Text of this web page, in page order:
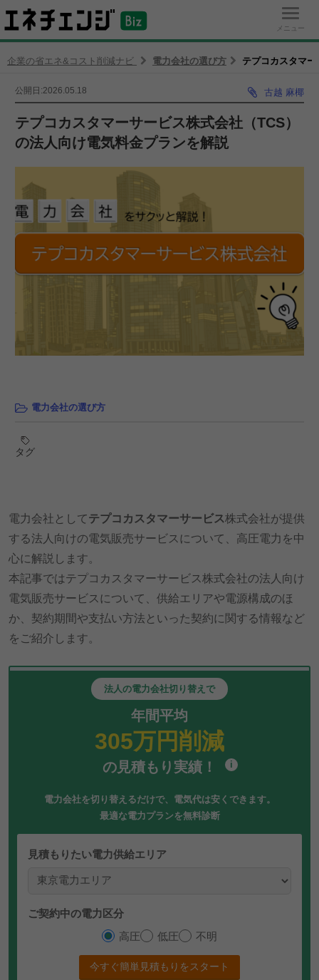
メニュー
企業の省エネ&コスト削減ナビ 電力会社の選び方 テプコカスタマ
公開日:2026.05.18 古越 麻椰
テプコカスタマーサービス株式会社（TCS）
の法人向け電気料金プランを解説
電力会社の選び方
タグ
電力会社としてテプコカスタマーサービス株式会社が提供
する法人向けの電気販売サービスについて、高圧電力を中
心に解説します。
本記事ではテプコカスタマーサービス株式会社の法人向け
電気販売サービスについて、供給エリアや電源構成のほ
か、契約期間や支払い方法といった契約に関する情報など
をご紹介します。
法人の電力会社切り替えで
年間平均
305万円削減
の見積もり実績！ i
電力会社を切り替えるだけで、電気代は安くできます。
最適な電力プランを無料診断
見積もりたい電力供給エリア
ご契約中の電力区分
高圧
低圧 不明
今すぐ簡単見積もりをスタート